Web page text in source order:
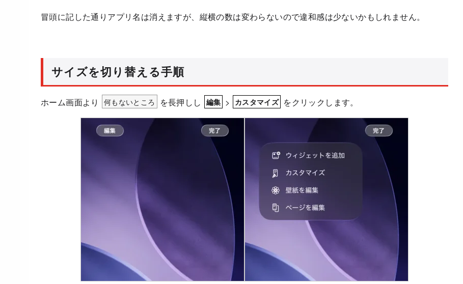
冒頭に記した通りアプリ名は消えますが、縦横の数は変わらないので違和感は少ないかもしれません。
サイズを切り替える手順
ホーム画面より 何もないところ を長押しし 編集 > カスタマイズ をクリックします。